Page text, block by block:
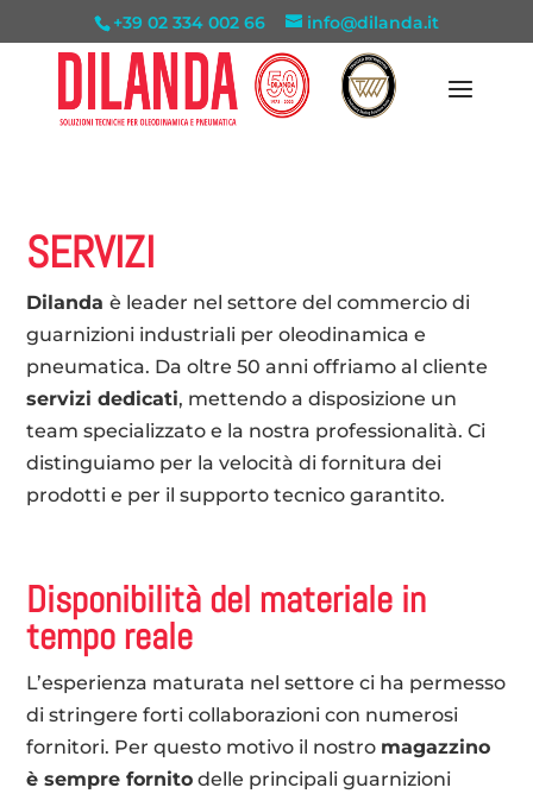
+39 02 334 002 66 info@dilanda.it
SERVIZI
Dilandaè leader nel settore del commercio di
guarnizioni industriali per oleodinamica e
pneumatica. Da oltre 50 anni offriamo al cliente
servizi dedicati, mettendo a disposizione un
team specializzato e la nostra professionalità. Ci
distinguiamo per la velocità di fornitura dei
prodotti e per il supporto tecnico garantito.
Disponibilità del materiale in
tempo reale
L’esperienza maturata nel settore ci ha permesso
di stringere forti collaborazioni con numerosi
fornitori. Per questo motivo il nostro magazzino
è sempre fornito delle principali guarnizioni